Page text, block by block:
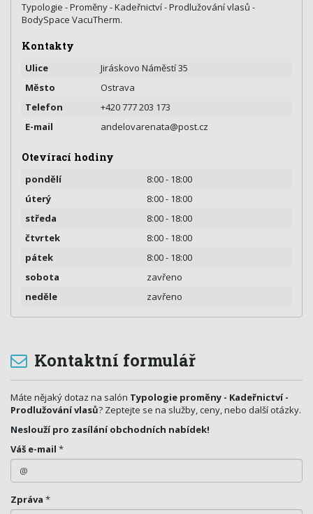
Typologie - Proměny - Kadeřnictví - Prodlužování vlasů -
BodySpace VacuTherm.
Kontakty
Ulice
Jiráskovo Náměstí 35
Město
Ostrava
Telefon
+420 777 203 173
E-mail
andelovarenata@post.cz
Otevírací hodiny
pondělí
8:00 - 18:00
úterý
8:00 - 18:00
středa
8:00 - 18:00
čtvrtek
8:00 - 18:00
pátek
8:00 - 18:00
sobota
zavřeno
neděle
zavřeno
Kontaktní formulář
Máte nějaký dotaz na salón Typologie proměny - Kadeřnictví -
Prodlužování vlasů? Zeptejte se na služby, ceny, nebo další otázky.
Neslouží pro zasílání obchodních nabídek!
Váš e-mail *
Zpráva *